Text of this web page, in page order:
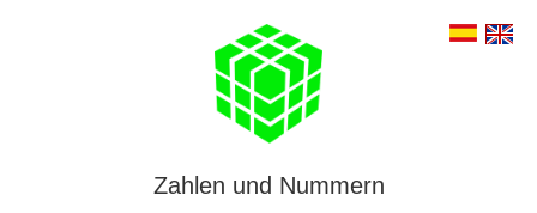
Zahlen und Nummern